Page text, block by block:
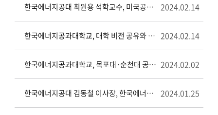
한국에너지공대 최원용 석학교수, 미국공학한림원 (NAE) 신규 국제회원에 선임 2024.02.14
한국에너지공과대학교, 대학 비전 공유와 성과 확산을 위한 협력 강화에 박차 2024.02.14
한국에너지공과대학교, 목포대·순천대 공동 단일 의대 추진 결정 환영 2024.02.02
한국에너지공대 김동철 이사장, 한국에너지공과대학 발전방안 의견 청취를 위한 교수 간담회 개최 2024.01.25